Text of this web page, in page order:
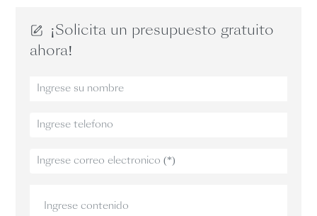
¡Solicita un presupuesto gratuito
ahora!